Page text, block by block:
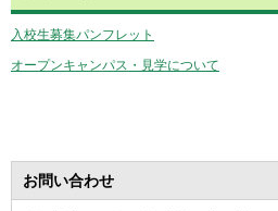
入校生募集パンフレット
オープンキャンパス・見学について
お問い合わせ